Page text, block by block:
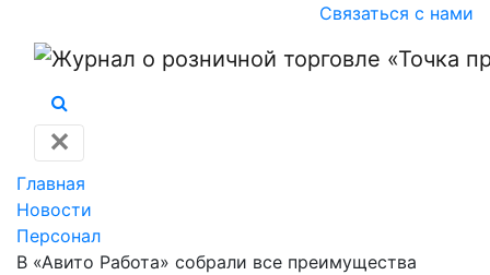
Связаться с нами
✕
Главная
Новости
Персонал
В «Авито Работа» собрали все преимущества